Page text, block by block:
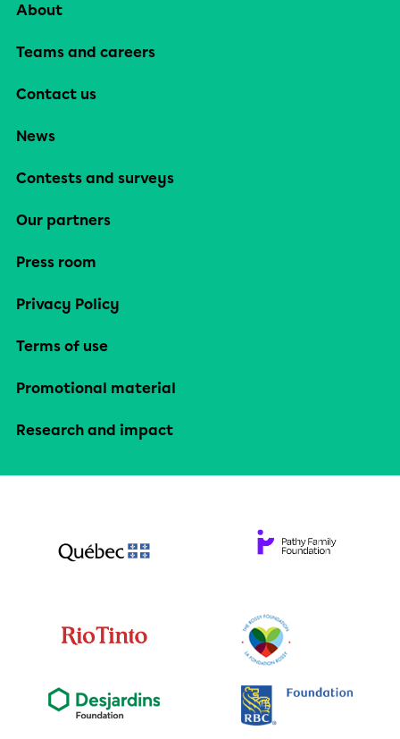
About
Teams and careers
Contact us
News
Contests and surveys
Our partners
Press room
Privacy Policy
Terms of use
Promotional material
Research and impact